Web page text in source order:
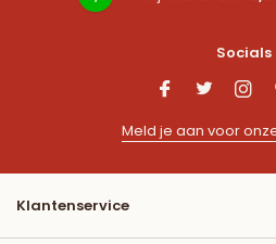
Socials
Meld je aan voor
Klantenservice